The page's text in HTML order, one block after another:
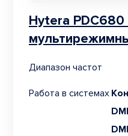
Hytera
Диапазон частот
Работа в системах